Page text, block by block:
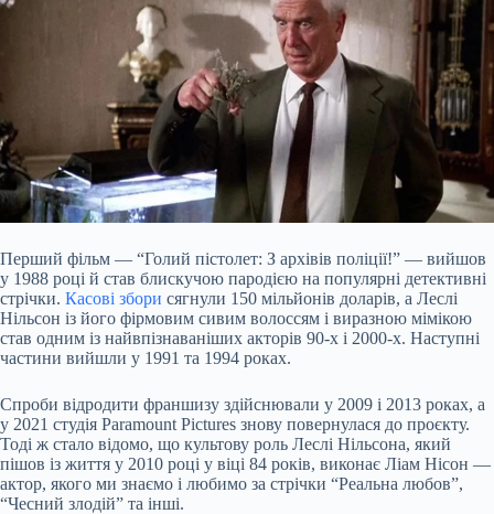
Перший фільм — “Голий пістолет: З архівів поліції!” — вийшов
у 1988 році й став блискучою пародією на популярні детективні
стрічки. Касові збори сягнули 150 мільйонів доларів, а Леслі
Нільсон із його фірмовим сивим волоссям і виразною мімікою
став одним із найвпізнаваніших акторів 90-х і 2000-х. Наступні
частини вийшли у 1991 та 1994 роках.
Спроби відродити франшизу здійснювали у 2009 і 2013 роках, а
у 2021 студія Paramount Pictures знову повернулася до проєкту.
Тоді ж стало відомо, що культову роль Леслі Нільсона, який
пішов із життя у 2010 році у віці 84 років, виконає Ліам Нісон —
актор, якого ми знаємо і любимо за стрічки “Реальна любов”,
“Чесний злодій” та інші.